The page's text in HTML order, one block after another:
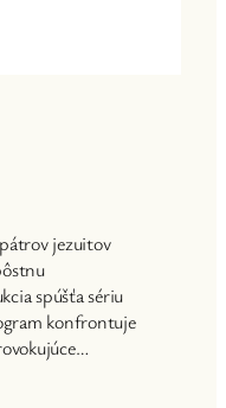
jezuitov
spúšťa sériu
konfrontuje